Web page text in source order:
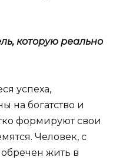
которую реально
успеха,
на богатство и
формируют свои
Человек, с
жить в